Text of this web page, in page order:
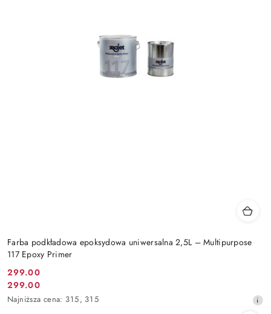
Farba podkładowa epoksydowa uniwersalna 2,5L – Multipurpose
117 Epoxy Primer
Cena
promocyjna:
299.00
Cena
promocyjna:
299.00
Najniższa
Najniższa cena: 315, 315